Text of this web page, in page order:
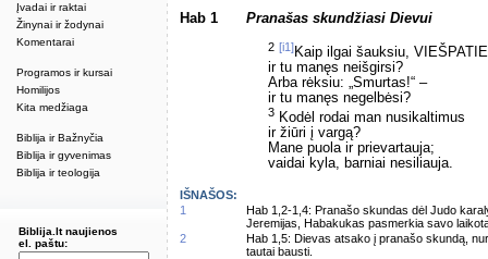
Įvadai ir raktai
Žinynai ir žodynai
Komentarai
Programos ir kursai
Homilijos
Kita medžiaga
Biblija ir Bažnyčia
Biblija ir gyvenimas
Biblija ir teologija
Biblija.lt naujienos
el. paštu:
Hab 1 Pranašas skundžiasi Dievui
2 [i1]Kaip ilgai šauksiu,
ir tu manęs neišgirsi?
Arba rėksiu: „Smurtas!“ –
ir tu manęs negelbėsi?
3 Kodėl rodai man nusikaltimus
ir žiūri į vargą?
Mane puola ir prievartauja;
vaidai kyla, barniai nesiliauja.
IŠNAŠOS:
1
Hab 1,2-1,4: Pranašo skundas dėl Judo
Jeremijas, Habakukas pasmerkia savo
2
Hab 1,5: Dievas atsako į pranašo skundą,
tautai bausti.